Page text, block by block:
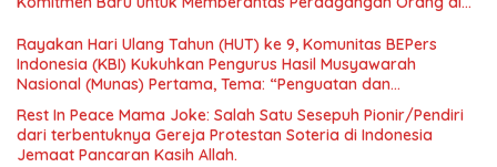
Rayakan Hari Ulang Tahun (HUT) ke 9, Komunitas BEPers
Indonesia (KBI) Kukuhkan Pengurus Hasil Musyawarah
Nasional (Munas) Pertama, Tema: “Penguatan dan
Pengembangan Organisasi KBI yang Berbasis Riset di seluruh
Indonesia dan Mancanegara”.
Rest In Peace Mama Joke: Salah Satu Sesepuh Pionir/Pendiri
dari terbentuknya Gereja Protestan Soteria di Indonesia
Jemaat Pancaran Kasih Allah.